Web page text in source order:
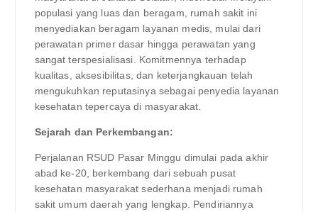
populasi yang luas dan beragam, rumah sakit ini
menyediakan beragam layanan medis, mulai dari
perawatan primer dasar hingga perawatan yang
sangat terspesialisasi. Komitmennya terhadap
kualitas, aksesibilitas, dan keterjangkauan telah
mengukuhkan reputasinya sebagai penyedia layanan
kesehatan tepercaya di masyarakat.
Sejarah dan Perkembangan:
Perjalanan RSUD Pasar Minggu dimulai pada akhir
abad ke-20, berkembang dari sebuah pusat
kesehatan masyarakat sederhana menjadi rumah
sakit umum daerah yang lengkap. Pendiriannya